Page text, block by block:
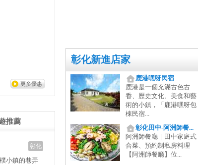
彰化新進店家
鹿港嘿呀民宿
鹿港是一個充滿古色古
香、歷史文化、美食和藝
術的小鎮，「鹿港嘿呀包
棟民宿...
彰化田中-阿洲師餐...
阿洲師餐廳｜田中家庭式
合菜、預約制私房料理
【阿洲師餐廳】位...
更多優惠
推薦
彰化
小鎮的巷弄